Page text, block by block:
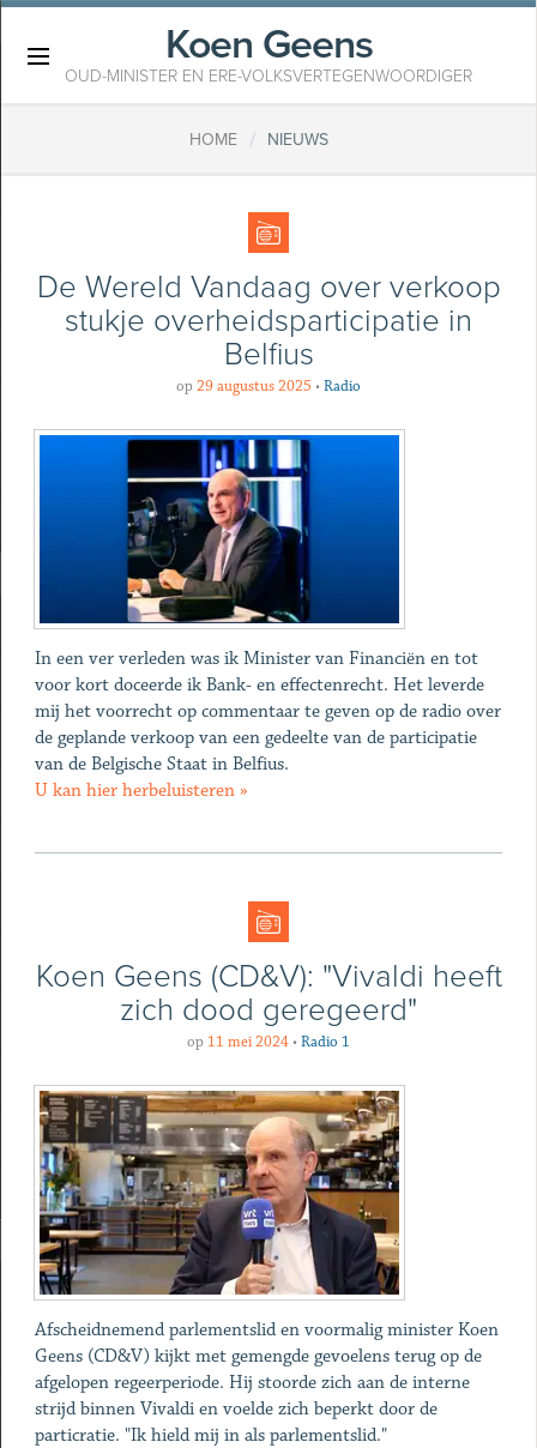
Koen Geens
OUD-MINISTER EN ERE-VOLKSVERTEGENWOORDIGER
HOME / NIEUWS
De Wereld Vandaag over verkoop
stukje overheidsparticipatie in
Belfius
op29 augustus 2025 •Radio
In een ver verleden was ik Minister van Financiën en tot
voor kort doceerde ik Bank- en effectenrecht. Het leverde
mij het voorrecht op commentaar te geven op de radio over
de geplande verkoop van een gedeelte van de participatie
van de Belgische Staat in Belfius.
U kan hier herbeluisteren »
Koen Geens (CD&V): "Vivaldi heeft
zich dood geregeerd"
op11 mei 2024•Radio 1
Afscheidnemend parlementslid en voormalig minister Koen
Geens (CD&V) kijkt met gemengde gevoelens terug op de
afgelopen regeerperiode. Hij stoorde zich aan de interne
strijd binnen Vivaldi en voelde zich beperkt door de
particratie. "Ik hield mij in als parlementslid."